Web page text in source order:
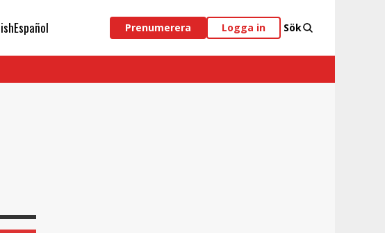
Español Prenumerera Logga in Sök